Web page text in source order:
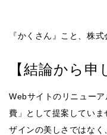
『かくさん』こと、株
【結論から申
Webサイトのリニュー
費」として提案してい
ザインの美しさではな